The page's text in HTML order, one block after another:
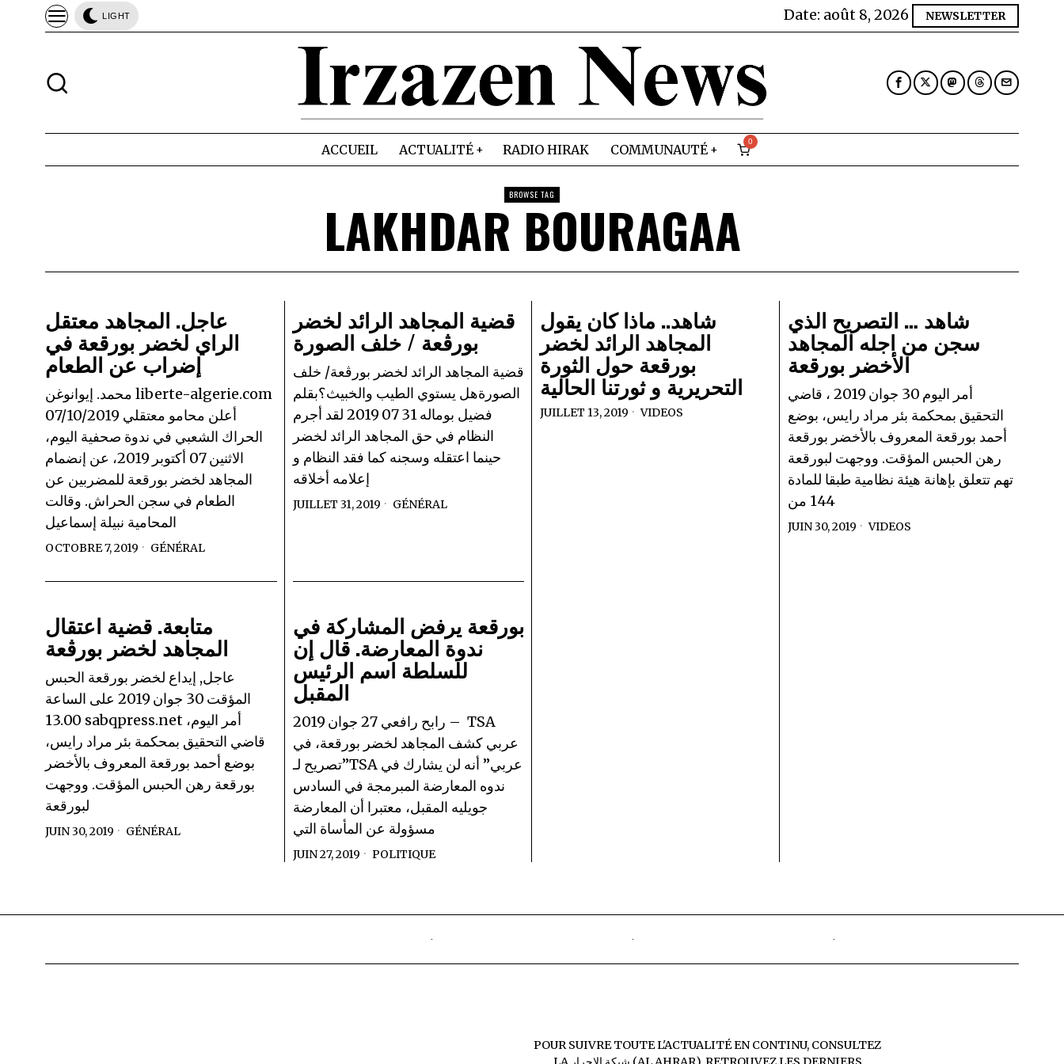
LIGHT Date: août 8, 2026 NEWSLETTER
ACCUEIL ACTUALITÉ RADIO HIRAK COMMUNAUTÉ
0
BROWSE TAG
LAKHDAR BOURAGAA
عاجل. المجاهد معتقل
الراي لخضر بورقعة في
إضراب عن الطعام
محمد. إيوانوغن liberte-algerie.com
07/10/2019 أعلن محامو معتقلي
الحراك الشعبي في ندوة صحفية اليوم،
الاثنين 07 أكتوبر 2019، عن إنضمام
المجاهد لخضر بورقعة للمضربين عن
الطعام في سجن الحراش. وقالت
المحامية نبيلة إسماعيل
OCTOBRE 7, 2019 GÉNÉRAL
قضية المجاهد الرائد لخضر
بورڨعة / خلف الصورة
قضية المجاهد الرائد لخضر بورڨعة/ خلف
الصورةهل يستوي الطيب والخبيث؟بقلم
فضيل بوماله 31 07 2019 لقد أجرم
النظام في حق المجاهد الرائد لخضر
حينما اعتقله وسجنه كما فقد النظام و
إعلامه أخلاقه
JUILLET 31, 2019 GÉNÉRAL
شاهد.. ماذا كان يقول
المجاهد الرائد لخضر
بورقعة حول الثورة
التحريرية و ثورتنا الحالية
JUILLET 13, 2019 VIDEOS
شاهد … التصريح الذي
سجن من اجله المجاهد
الأخضر بورقعة
أمر اليوم 30 جوان 2019 ، قاضي
التحقيق بمحكمة بئر مراد رايس، بوضع
أحمد بورقعة المعروف بالأخضر بورقعة
رهن الحبس المؤقت. ووجهت لبورقعة
تهم تتعلق بإهانة هيئة نظامية طبقا للمادة
144 من
JUIN 30, 2019 VIDEOS
متابعة. قضية اعتقال
المجاهد لخضر بورڨعة
عاجل, إيداع لخضر بورقعة الحبس
المؤقت 30 جوان 2019 على الساعة
13.00 sabqpress.net أمر اليوم،
قاضي التحقيق بمحكمة بئر مراد رايس،
بوضع أحمد بورقعة المعروف بالأخضر
بورقعة رهن الحبس المؤقت. ووجهت
لبورقعة
JUIN 30, 2019 GÉNÉRAL
بورقعة يرفض المشاركة في
ندوة المعارضة. قال إن
للسلطة اسم الرئيس
المقبل
رابح رافعي 27 جوان 2019 – TSA
عربي كشف المجاهد لخضر بورقعة، في
تصريح لـ”TSA عربي” أنه لن يشارك في
ندوه المعارضة المبرمجة في السادس
جويليه المقبل، معتبرا أن المعارضة
مسؤولة عن المأساة التي
JUIN 27, 2019 POLITIQUE
POUR SUIVRE TOUTE L'ACTUALITÉ EN CONTINU, CONSULTEZ